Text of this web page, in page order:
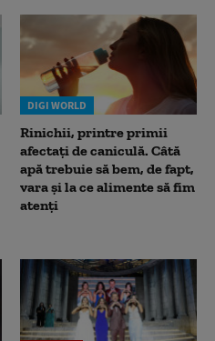
DIGI WORLD
Rinichii, printre primii
afectați de caniculă. Câtă
apă trebuie să bem, de fapt,
vara și la ce alimente să fim
atenți